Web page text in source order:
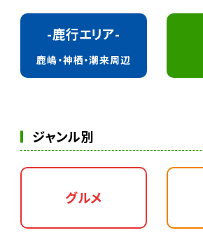
-鹿行エリア-
鹿嶋・神栖・潮来周辺
ジャンル別
グルメ